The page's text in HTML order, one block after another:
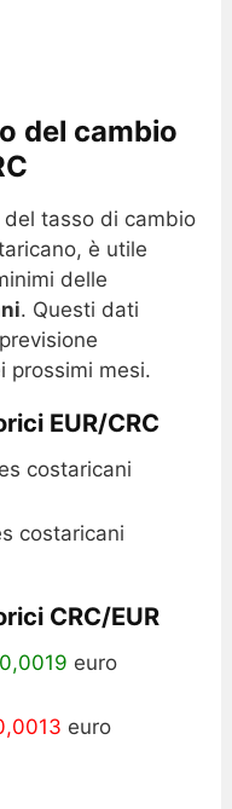
del cambio
tasso di cambio
è utile
delle
. Questi dati
prossimi mesi.
EUR/CRC
costaricani
costaricani
CRC/EUR
0,0019 euro
euro